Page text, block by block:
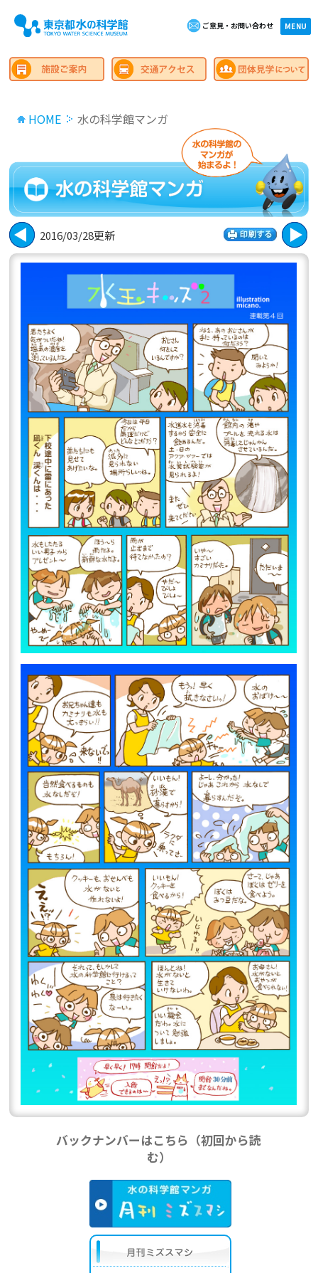
ご意見・お問い合わせ MENU
×close
HOME 水の科学館マンガ
2016/03/28更新
バックナンバーはこちら（初回から読
む）